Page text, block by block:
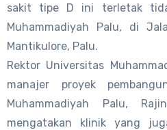
sakit tipe D ini terletak
Muhammadiyah Palu, di
Mantikulore, Palu.
Rektor Universitas
manajer proyek
Muhammadiyah Palu,
mengatakan klinik yang